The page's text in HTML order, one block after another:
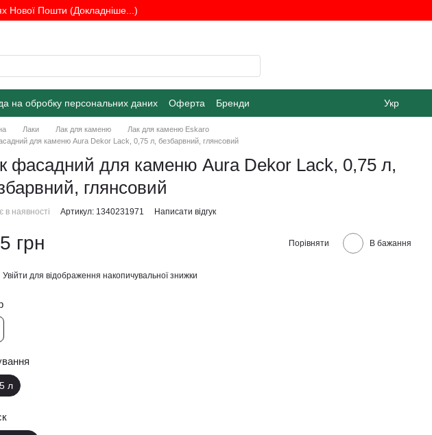
Нової Пошти (Докладніше...)
на обробку персональних даних Оферта Бренди Укр
Лаки Лак для каменю
Лак для каменю Eskaro
для каменю Aura Dekor Lack, 0,75 л, безбарвний, глянсовий
фасадний для каменю Aura Dekor Lack, 0,75 л,
глянсовий
в наявності Артикул: 1340231971 Написати відгук
грн Порівняти В бажання
Увійти для відображення накопичувальної знижки
л